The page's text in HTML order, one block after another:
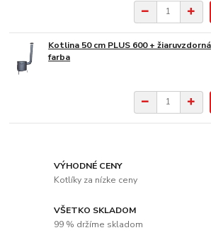
Kotlina 50 cm PLUS 600 + žiaruvzdorná
farba
VÝHODNÉ CENY
Kotlíky za nízke ceny
VŠETKO SKLADOM
99 % držíme skladom